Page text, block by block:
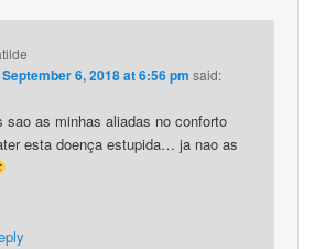
September 6, 2018 at 6:56 pm said:
sao as minhas aliadas no conforto
esta doença estupida… ja nao as